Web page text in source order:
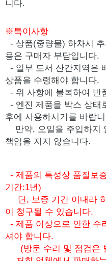
니다.
※특이사항
- 상품(중량물) 하차시
용은 구매자 부담입니다.
- 일부 도서 산간지역은
상품을 수령해야 합니다.
- 위 사항에 불복하여 반
- 엔진 제품을 박스 상태
후에 사용하시기를 바랍
만약, 오일을 주입하지
책임을 지지 않습니다.
- 제품의 특성상 품질보
기간:1년)
단, 보증 기간 이내라
이 청구될 수 있습니다.
- 제품 이상으로 인한 수
셔야 합니다.
(방문 수리 및 점검은